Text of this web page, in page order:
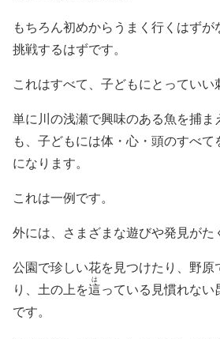
もちろん初めからうまく行くはずが
挑戦するはずです。
これはすべて、子どもにとっていい
単に川の浅瀬で興味のある魚を捕ま
も、子どもには体・心・頭のすべて
になります。
これは一例です。
外には、さまざまな遊びや発見がた
公園で珍しい花を見つけたり、野原
り、土の上を這
は
っている見慣れな
です。